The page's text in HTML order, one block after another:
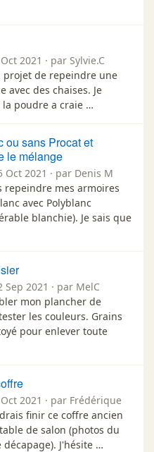
2021 · par Sylvie.C
projet de repeindre une
avec des chaises. Je
poudre a craie …
ou sans Procat et
le mélange
Oct 2021 · par Denis M
repeindre mes armoires
avec Polyblanc
blanchie). Je sais que
Sep 2021 · par MelC
mon plancher de
les couleurs. Grains
pour enlever toute
2021 · par Frédérique
finir ce coffre ancien
de salon (photos du
J'hésite …